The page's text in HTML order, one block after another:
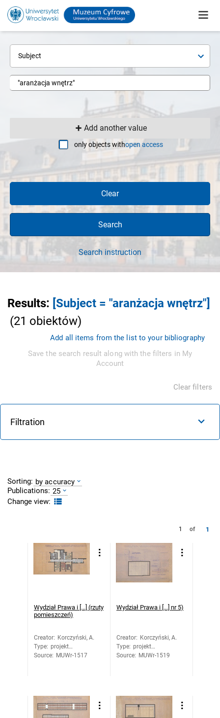
Subject
Add another value
only objects withopen access
Clear
Search
Search instruction
Results: [Subject = "aranżacja wnętrz"]
(21 obiektów)
Add all items from the list to your bibliography
Save the search result along with the filters in My
Account
Clear filters
Filtration
Sorting: by accuracy
Publications: 25
Change view:
1 of 1
Wydział Prawa i [...] (rzuty
pomieszczeń)
Creator: Korczyński, A.
Type: projekt
architektoniczny
Source: MUWr-1517
Wydział Prawa i [...] nr 5)
Creator: Korczyński, A.
Type: projekt
architektoniczny
Source: MUWr-1519